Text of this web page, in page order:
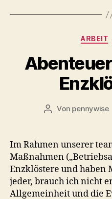
ARBEIT
Beitragsautor
Von pennywise
Im Rahmen unserer
Maßnahmen
Enzklöstere und haben
jeder, brauch ich nicht
Allgemeinheit und die